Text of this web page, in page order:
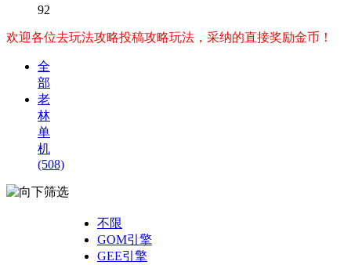
92
欢迎各位去玩法攻略投稿攻略玩法，采纳的直接奖励金币！
全
部
老
林
单
机
(508)
筛选
不限
GOM引擎
GEE引擎